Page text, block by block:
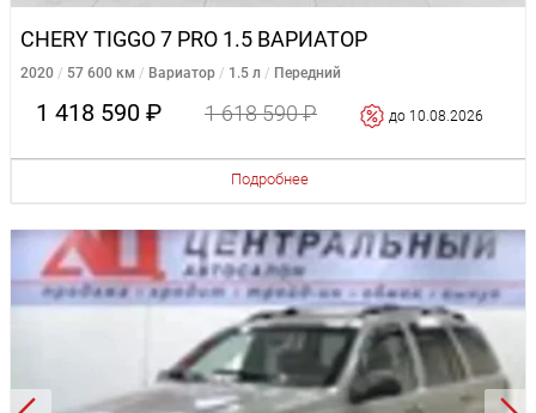
CHERY TIGGO 7 PRO 1.5 ВАРИАТОР
2020 57 600 км Вариатор 1.5 л Передний
1 418 590 ₽ 1 618 590 ₽ до 10.08.2026
Подробнее